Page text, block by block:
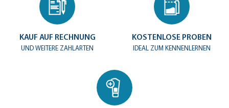
KAUF AUF RECHNUNG
UND WEITERE ZAHLARTEN
KOSTENLOSE PROBEN
IDEAL ZUM KENNENLERNEN